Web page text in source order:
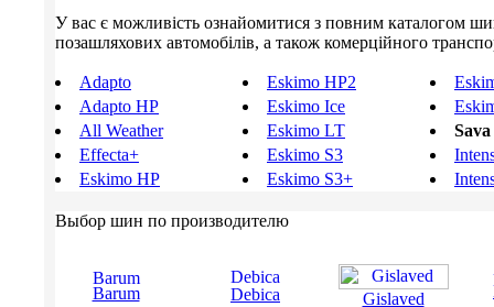
У вас є можливість ознайомитися з повним каталогом
позашляхових автомобілів, а також комерційного
Adapto
Adapto HP
All Weather
Effecta+
Eskimo HP
Eskimo HP2
Eskimo Ice
Eskimo LT
Eskimo S3
Eskimo S3+
Выбор шин по производителю
Barum Debica Gislaved